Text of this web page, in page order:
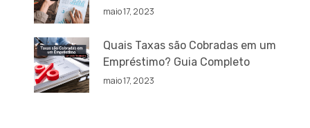
maio 17, 2023
Quais Taxas são Cobradas em um
Empréstimo? Guia Completo
maio 17, 2023